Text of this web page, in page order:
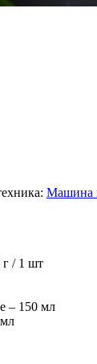
Машина
г / 1 шт
– 150 мл